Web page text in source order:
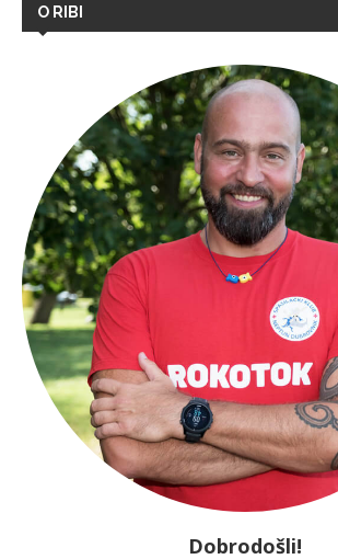
O RIBI
Dobrodošli!